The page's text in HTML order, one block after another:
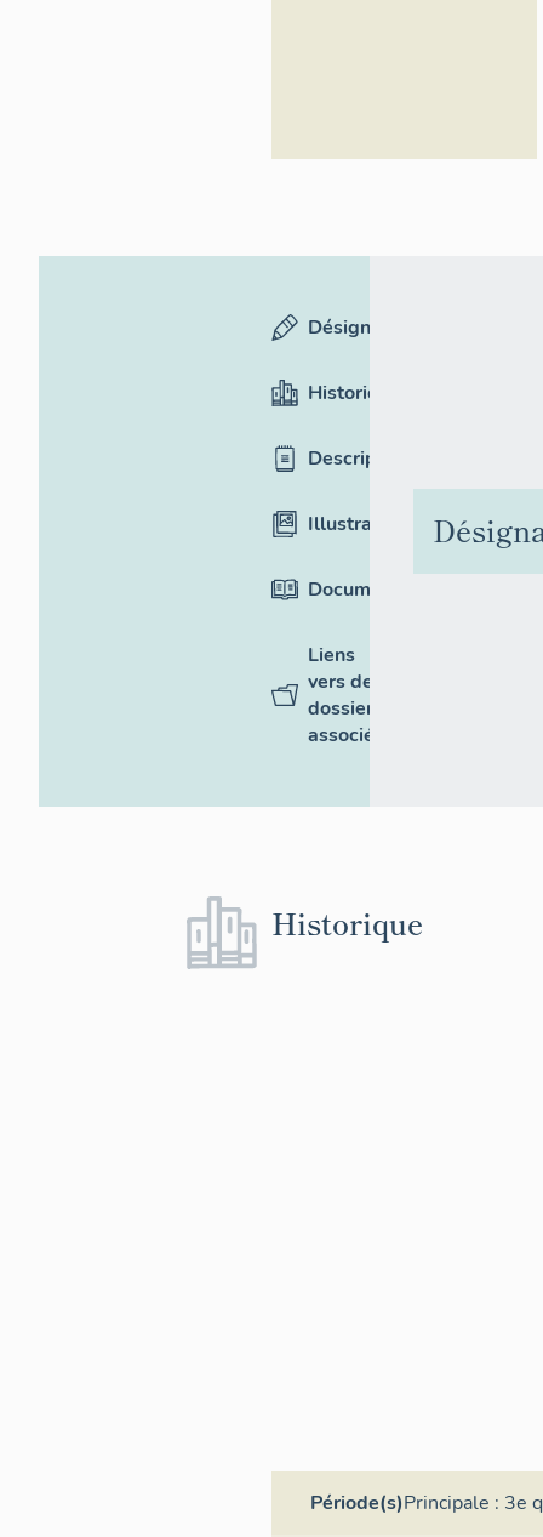
Désignation
Historique
Description
Illustrations
Documentation
Liens
vers des
dossiers
associés
Historique
Période(s)Principale : 3e